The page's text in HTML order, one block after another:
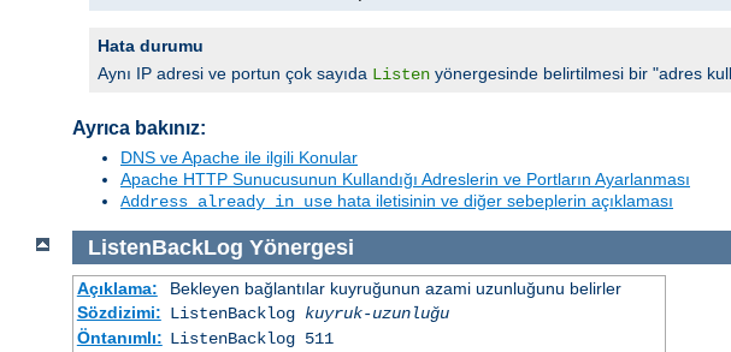
Hata durumu
Aynı IP adresi ve portun çok sayıda Listen yönergesinde belirtilmesi bir "adres
Ayrıca bakınız:
DNS ve Apache ile ilgili Konular
Apache HTTP Sunucusunun Kullandığı Adreslerin ve Portların Ayarlanması
Address already in use hata iletisinin ve diğer sebeplerin açıklaması
ListenBackLog Yönergesi
Açıklama:
Bekleyen bağlantılar kuyruğunun azami uzunluğunu belirler
Sözdizimi: ListenBacklog kuyruk-uzunluğu
Öntanımlı: ListenBacklog 511